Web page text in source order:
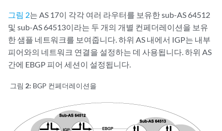
그림 2는 AS 17이 각각 여러 라우터를 보유한 sub-AS 64512
및 sub-AS 64513이라는 두 개의 개별 컨페더레이션을 보유
한 샘플 네트워크를 보여줍니다. 하위 AS 내에서 IGP는 내부
피어와의 네트워크 연결을 설정하는 데 사용됩니다. 하위 AS
간에 EBGP 피어 세션이 설정됩니다.
그림 2: BGP 컨페더레이션을